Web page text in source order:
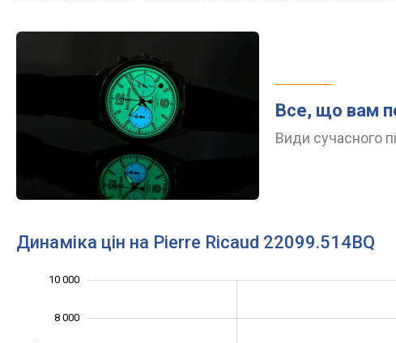
Все, що вам
Види сучасного
Динаміка цін на Pierre Ricaud 22099.514BQ
8 000
10 000